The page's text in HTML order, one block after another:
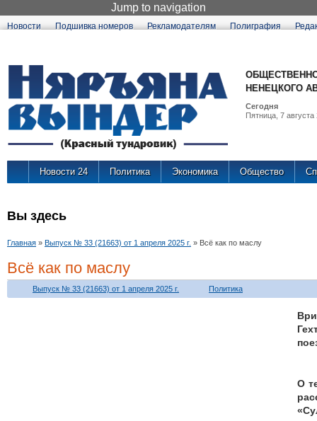
Jump to navigation
Новости Подшивка номеров Рекламодателям Полиграфия
НЕНЕЦКОГО
Сегодня
Пятница, 7 августа
Новости 24 Политика Экономика Общество
Вы здесь
Главная » Выпуск № 33 (21663) от 1 апреля 2025 г. » Всё как по маслу
Всё как по маслу
Выпуск № 33 (21663) от 1 апреля 2025 г. Политика
О